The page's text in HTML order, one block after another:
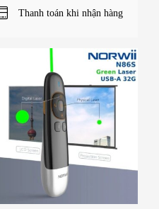
Thanh toán khi nhận hàng